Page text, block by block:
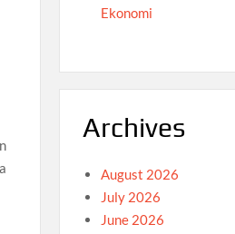
Ekonomi
Archives
August 2026
July 2026
June 2026